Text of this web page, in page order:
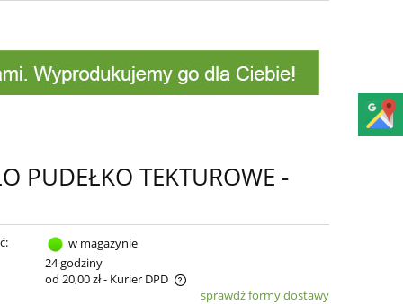
PUDEŁKO TEKTUROWE -
w magazynie
24 godziny
od 20,00 zł- Kurier DPD
sprawdź formy dostawy